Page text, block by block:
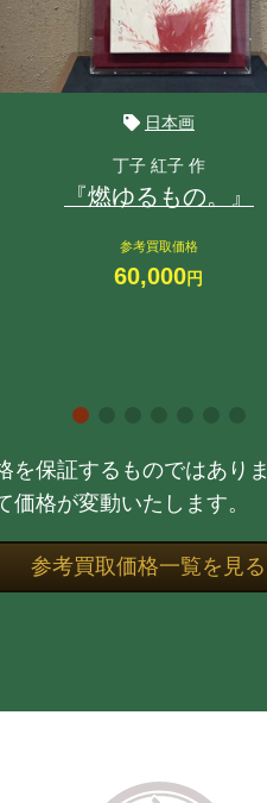
日本画
丁子 紅子 作
『燃ゆるもの。』
参考買取価格
60,000円
保証するものではあり
格が変動いたします。
参考買取価格一覧を見る